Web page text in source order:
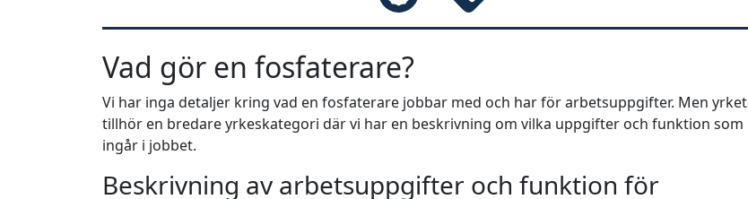
Vad gör en fosfaterare?
Vi har inga detaljer kring vad en fosfaterare jobbar med och har för arbetsuppgifter. Men yrket
tillhör en bredare yrkeskategori där vi har en beskrivning om vilka uppgifter och funktion som
ingår i jobbet.
Beskrivning av arbetsuppgifter och funktion för